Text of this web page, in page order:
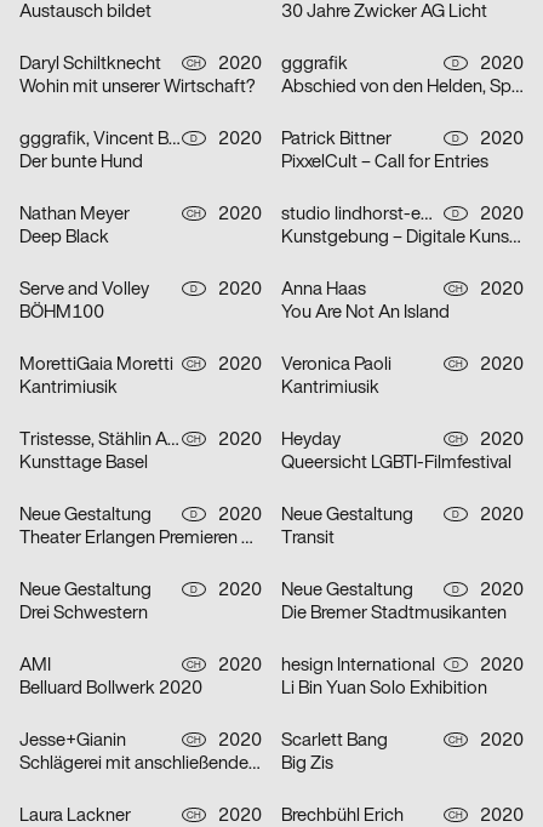
Austausch bildet
30 Jahre Zwicker AG Licht
Daryl Schiltknecht CH
2020
Wohin mit unserer Wirtschaft?
gggrafik D
2020
Abschied von den Helden, Spielzeit 19/20
gggrafik, Vincent Brod D
2020
Der bunte Hund
Patrick Bittner D
2020
PixxelCult – Call for Entries
Nathan Meyer CH
2020
Deep Black
studio lindhorst-emme D
2020
Kunstgebung – Digitale Kunstauktion
Serve and Volley D
2020
BÖHM100
Anna Haas CH
2020
You Are Not An Island
MorettiGaia Moretti CH
2020
Kantrimiusik
Veronica Paoli CH
2020
Kantrimiusik
Tristesse, Stählin Alena CH
2020
Kunsttage Basel
Heyday CH
2020
Queersicht LGBTI-Filmfestival
Neue Gestaltung D
2020
Theater Erlangen Premieren 20/21
Neue Gestaltung D
2020
Transit
Neue Gestaltung D
2020
Drei Schwestern
Neue Gestaltung D
2020
Die Bremer Stadtmusikanten
AMI CH
2020
Belluard Bollwerk 2020
hesign International D
2020
Li Bin Yuan Solo Exhibition
Jesse+Gianin CH
2020
Schlägerei mit anschließender Diskussion
Scarlett Bang CH
2020
Big Zis
Laura Lackner CH
2020
Brechbühl Erich CH
2020